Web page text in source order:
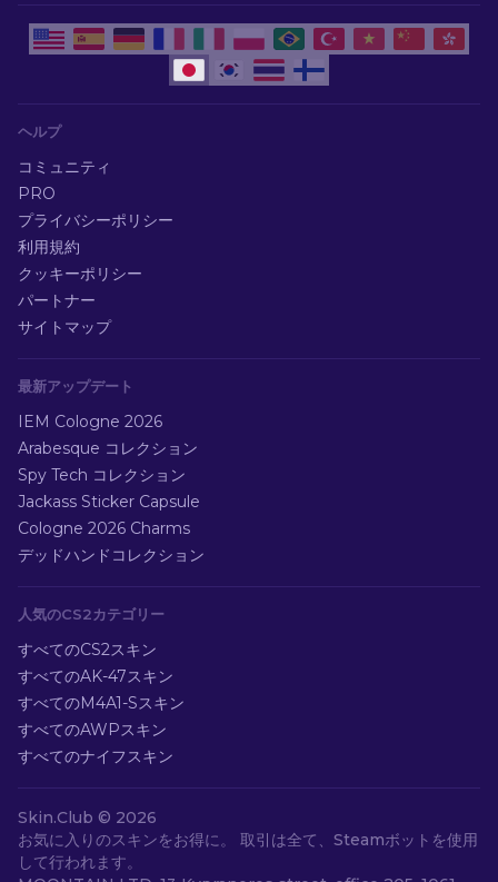
ヘルプ
コミュニティ
PRO
プライバシーポリシー
利用規約
クッキーポリシー
パートナー
サイトマップ
最新アップデート
IEM Cologne 2026
Arabesque コレクション
Spy Tech コレクション
Jackass Sticker Capsule
Cologne 2026 Charms
デッドハンドコレクション
人気のCS2カテゴリー
すべてのCS2スキン
すべてのAK-47スキン
すべてのM4A1-Sスキン
すべてのAWPスキン
すべてのナイフスキン
Skin.Club © 2026
お気に入りのスキンをお得に。 取引は全て、Steamボットを使用
して行われます。